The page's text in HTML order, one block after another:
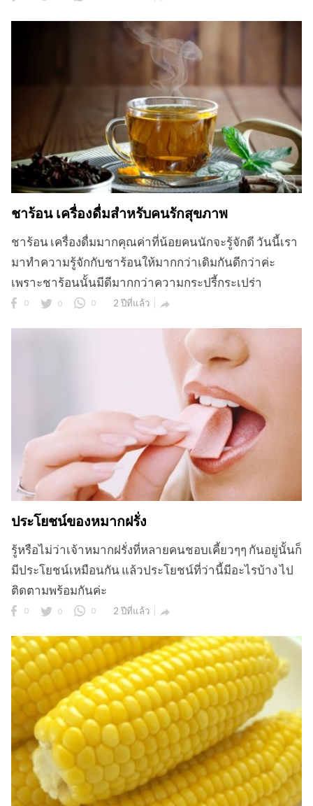
ชาร้อน เครื่องดื่มสำหรับคนรักสุขภาพ
ชาร้อน เครื่องดื่มมากคุณค่าที่น้อยคนนักจะรู้จักดี วันนี้เรา
มาทำความรู้จักกับชาร้อนให้มากกว่าเดิมกันดีกว่าค่ะ
เพราะชาร้อนนั้นมีดีมากกว่าความกระปรี้กระเปร่า
0 0 0 2 ปีที่แล้ว 
ประโยชน์ของหมากฝรั่ง
รู้หรือไม่ว่าเจ้าหมากฝรั่งที่หลายคนชอบเคี้ยวๆๆ กันอยู่นั้นก็
มีประโยชน์เหมือนกัน แล้วประโยชน์ที่ว่านี้มีอะไรบ้าง ไป
ติดตามพร้อมกันค่ะ
0 0 0 2 ปีที่แล้ว 